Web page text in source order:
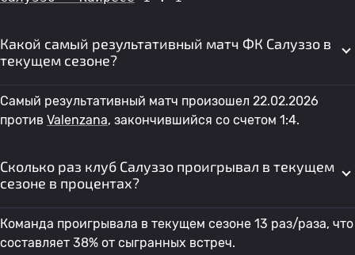
Какой самый результативный матч ФК Салуззо в
текущем сезоне?
Самый результативный матч произошел 22.02.2026
против Valenzana, закончившийся со счетом 1:4.
Сколько раз клуб Салуззо проигрывал в текущем
сезоне в процентах?
Команда проигрывала в текущем сезоне 13 раз/раза, что
составляет 38% от сыгранных встреч.